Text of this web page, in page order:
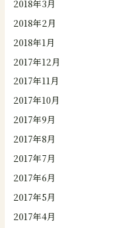
2018年3月
2018年2月
2018年1月
2017年12月
2017年11月
2017年10月
2017年9月
2017年8月
2017年7月
2017年6月
2017年5月
2017年4月